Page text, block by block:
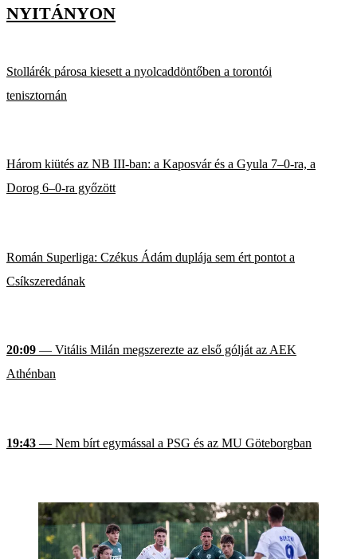
NYITÁNYON
Stollárék párosa kiesett a nyolcaddöntőben a torontói
tenisztornán
Három kiütés az NB III-ban: a Kaposvár és a Gyula 7–0-ra, a
Dorog 6–0-ra győzött
Román Superliga: Czékus Ádám duplája sem ért pontot a
Csíkszeredának
20:09 — Vitális Milán megszerezte az első gólját az AEK
Athénban
19:43 — Nem bírt egymással a PSG és az MU Göteborgban